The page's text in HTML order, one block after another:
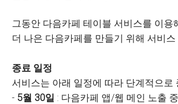
그동안 다음카페 테이블 서비스를 이용
더 나은 다음카페를 만들기 위해 서비
종료 일정
서비스는 아래 일정에 따라 단계적으로
- 5월 30일 : 다음카페 앱/웹 메인 노출